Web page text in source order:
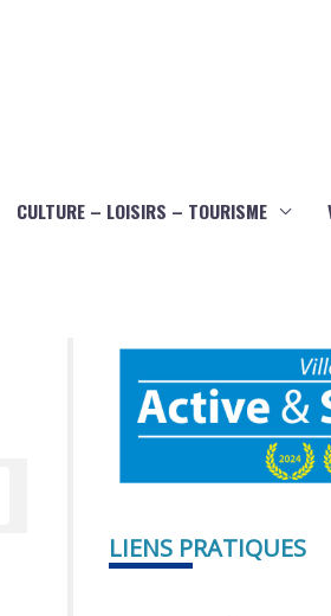
CULTURE – LOISIRS – TOURISME
LIENS PRATIQUES